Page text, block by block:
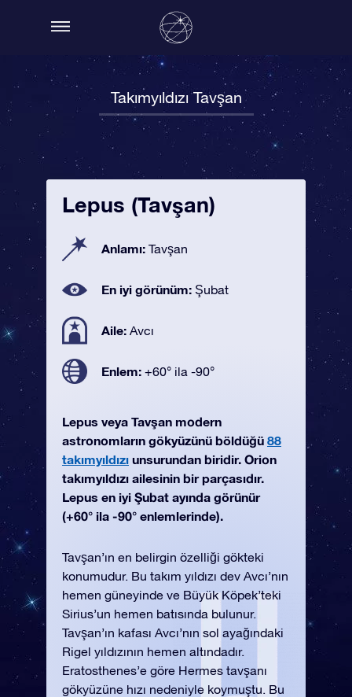
Takımyıldızı Tavşan
Lepus (Tavşan)
Anlamı: Tavşan
En iyi görünüm: Şubat
Aile: Avcı
Enlem: +60° ila -90°
Lepus veya Tavşan modern
astronomların gökyüzünü böldüğü 88
takımyıldızı unsurundan biridir. Orion
takımyıldızı ailesinin bir parçasıdır.
Lepus en iyi Şubat ayında görünür
(+60° ila -90° enlemlerinde).
Tavşan’ın en belirgin özelliği gökteki
konumudur. Bu takım yıldızı dev Avcı’nın
hemen güneyinde ve Büyük Köpek’teki
Sirius’un hemen batısında bulunur.
Tavşan’ın kafası Avcı’nın sol ayağındaki
Rigel yıldızının hemen altındadır.
Eratosthenes’e göre Hermes tavşanı
gökyüzüne hızı nedeniyle koymuştu. Bu